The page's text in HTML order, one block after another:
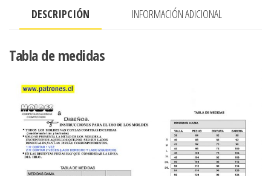
DESCRIPCIÓN INFORMACIÓN ADICIONAL
Tabla de medidas